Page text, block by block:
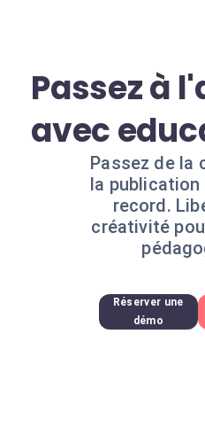
Passez à
avec
Passez de la
la publication
record.
créativité
Réserver une
démo